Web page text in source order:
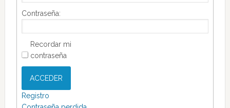
Contraseña:
Recordar mi
contraseña
ACCEDER
Registro